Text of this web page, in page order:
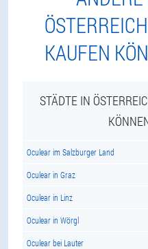
KAUFEN
STÄDTE IN
Oculear im Salzburger Land
Oculear in Graz
Oculear in Linz
Oculear in Wörgl
Oculear bei Lauter